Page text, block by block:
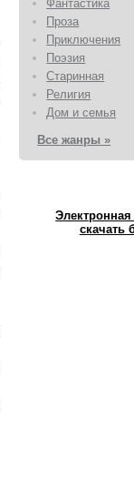
Фантастика
Проза
Приключения
Поэзия
Старинная
Религия
Дом и семья
Все жанры »
скачать